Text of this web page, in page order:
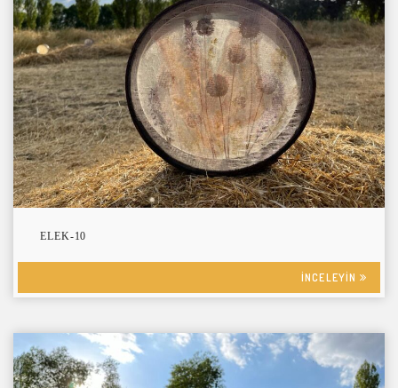
ELEK-10
INCELEYIN